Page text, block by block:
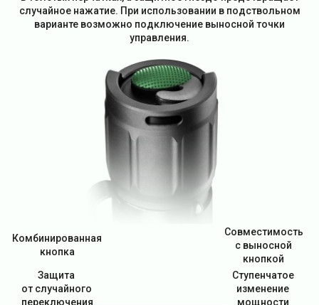
случайное нажатие. При использовании в подствольном
варианте возможно подключение выносной точки
управления.
Комбинированная
кнопка
Совместимость
с выносной
кнопкой
Защита
от случайного
переключения
Ступенчатое
изменение
мощности